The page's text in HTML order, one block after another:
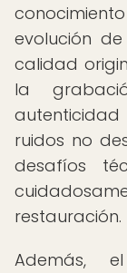
evolución
calidad
la
ruidos no
desafíos
restauración.
Además,